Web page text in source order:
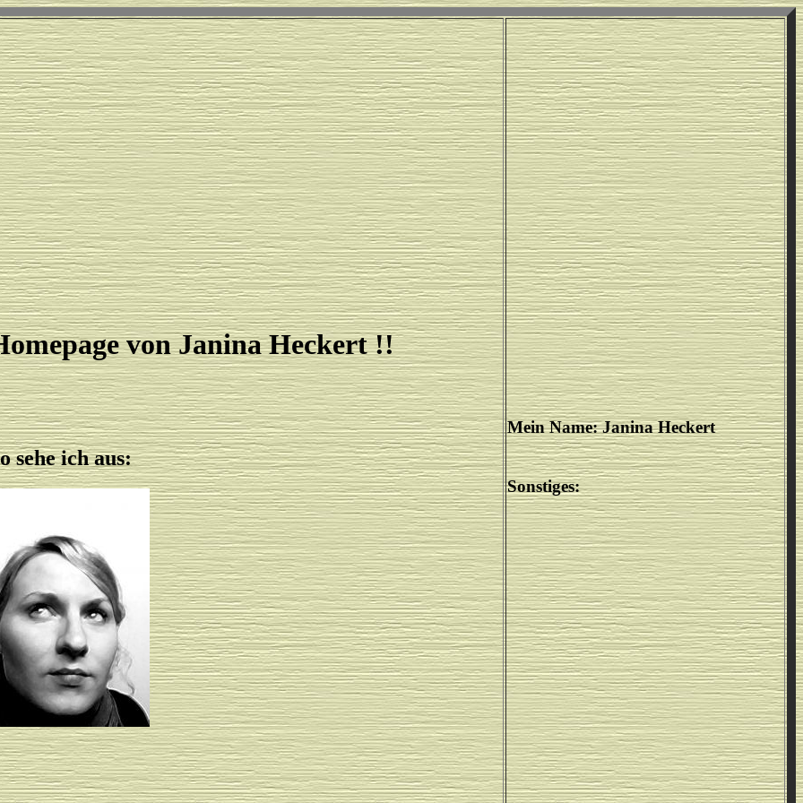
von Janina Heckert !!
sehe ich aus:
Mein Name: Janina Heckert
Sonstiges: